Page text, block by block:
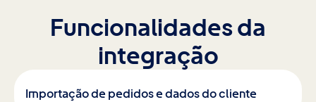
Funcionalidades da
integração
Importação de pedidos e dados do cliente